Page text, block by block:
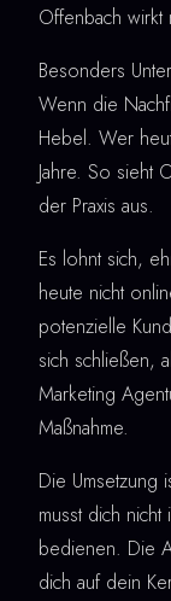
Offenbach wirkt
Besonders
Wenn die
Hebel. Wer
Jahre. So sieht
der Praxis aus.
Es lohnt sich,
heute nicht
potenzielle
sich schließen,
Marketing
Maßnahme.
Die Umsetzung
musst dich
bedienen. Die
dich auf dein